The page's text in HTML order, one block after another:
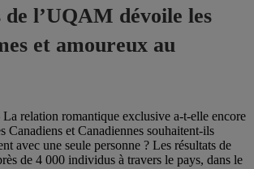
de l’UQAM dévoile les
et amoureux au
La relation romantique exclusive a-t-elle encore
Canadiens et Canadiennes souhaitent-ils
avec une seule personne ? Les résultats de
de 4 000 individus à travers le pays, dans le